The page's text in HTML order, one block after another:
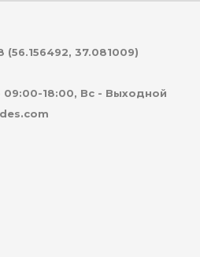
37.081009)
09:00-18:00, Вс - Выходной